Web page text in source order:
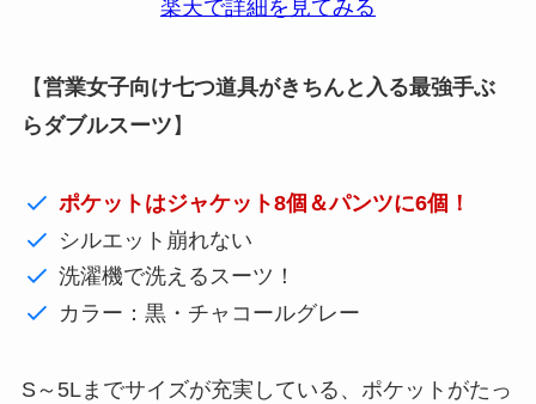
楽天で詳細を見てみる
【営業女子向け七つ道具がきちんと入る最強手ぶ
らダブルスーツ 】
ポケットはジャケット8個＆パンツに6個！
シルエット崩れない
洗濯機で洗えるスーツ！
カラー：黒・チャコールグレー
S～5Lまでサイズが充実している、ポケットがたっ